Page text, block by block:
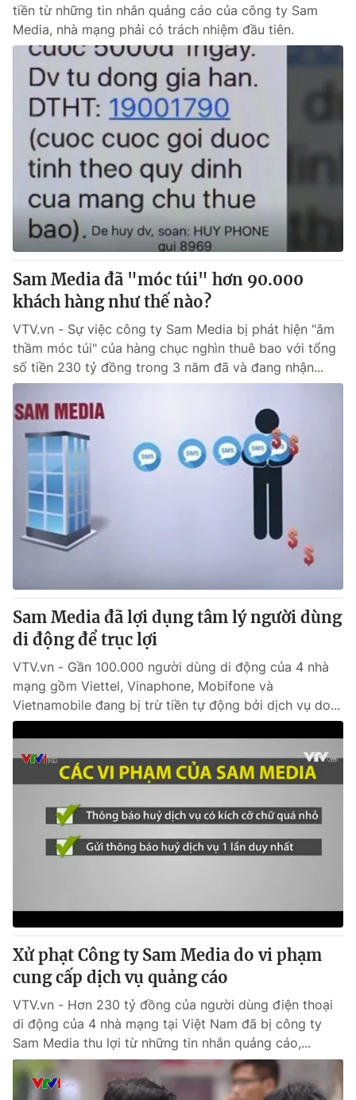
Photo Infographic
Video Shorts video
VTV Money VTV Thể thao
VTV Sức khoẻ Bất động sản
Thị trường 24h Tấm lòng Việt
VTV4 Vươn mình bằng AI
VTV9 VTV8
Liên hệ tòa soạn English
THỜI BÁO VTV
Theo dõi báo trên
Cơ quan chủ quản:
Giấy phép hoạt động báo in và báo điện tử số 483/GP-BTTTT
Tổng Biên tập:Vũ Thanh Thủy
Phó Tổng Biên tập: Nguyễn Thị Mỹ Hạnh, Phạm Quốc Thắng,
Nguyễn Trọng Ninh
Tổng đài VTV:024.38 355 931 - 024.38 355 932
Ðiện thoại Thời báo VTV: 024.66 897 897
Liên hệ quảng cáo:
024-7300.7108
® Cấm sao chép dưới mọi hình thức nếu không có sự chấp
thông tin từ website này.
tiền từ những tin nhắn quảng cáo của công ty Sam
Media, nhà mạng phải có trách nhiệm đầu tiên.
Sam Media đã "móc túi" hơn 90.000
khách hàng như thế nào?
VTV.vn - Sự việc công ty Sam Media bị phát hiện "âm
thầm móc túi" của hàng chục nghìn thuê bao với tổng
số tiền 230 tỷ đồng trong 3 năm đã và đang nhận...
Sam Media đã lợi dụng tâm lý người dùng
di động để trục lợi
VTV.vn - Gần 100.000 người dùng di động của 4 nhà
mạng gồm Viettel, Vinaphone, Mobifone và
Vietnamobile đang bị trừ tiền tự động bởi dịch vụ do...
Xử phạt Công ty Sam Media do vi phạm
cung cấp dịch vụ quảng cáo
VTV.vn - Hơn 230 tỷ đồng của người dùng điện thoại
di động của 4 nhà mạng tại Việt Nam đã bị công ty
Sam Media thu lợi từ những tin nhắn quảng cáo,...